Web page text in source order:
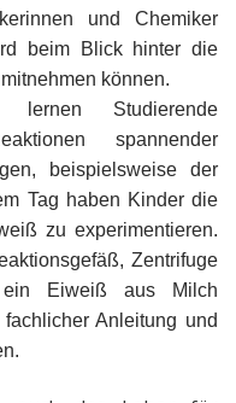
und Chemiker
beim Blick hinter die
können.
Studierende
spannender
beispielsweise der
Tag haben Kinder die
zu experimentieren.
Zentrifuge
ein Eiweiß aus Milch
Anleitung und